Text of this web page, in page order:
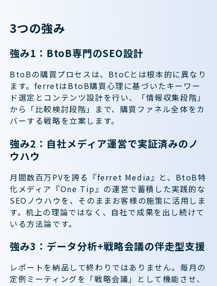
3つの強み
強み1：BtoB専門のSEO設計
BtoBの購買プロセスは、BtoCとは根本的に異なり
ます。ferretはBtoB購買心理に基づいたキーワー
ド選定とコンテンツ設計を行い、「情報収集段階」
から「比較検討段階」まで、購買ファネル全体をカ
バーする戦略を立案します。
強み2：自社メディア運営で実証済みのノ
ウハウ
月間数百万PVを誇る『ferret Media』と、BtoB特
化メディア『One Tip』の運営で蓄積した実践的な
SEOノウハウを、そのままお客様の施策に活用しま
す。机上の理論ではなく、自社で成果を出し続けて
いる方法論です。
強み3：データ分析+戦略会議の伴走型支援
レポートを納品して終わりではありません。毎月の
定例ミーティングを「戦略会議」として機能させ、